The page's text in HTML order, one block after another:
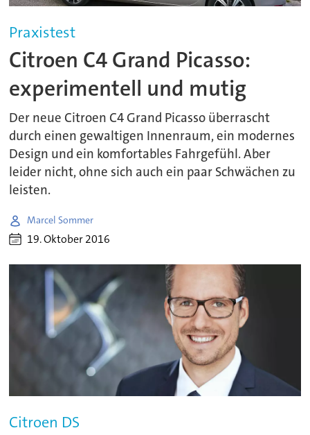
Praxistest
Citroen C4 Grand Picasso:
experimentell und mutig
Der neue Citroen C4 Grand Picasso überrascht
durch einen gewaltigen Innenraum, ein modernes
Design und ein komfortables Fahrgefühl. Aber
leider nicht, ohne sich auch ein paar Schwächen zu
leisten.
Marcel Sommer
19. Oktober 2016
Citroen DS